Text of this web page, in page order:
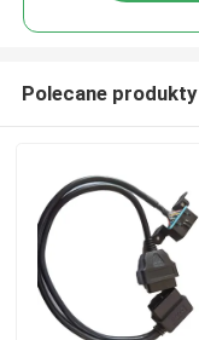
Polecane produkty